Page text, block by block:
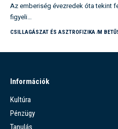
Az emberiség évezredek óta tekint
figyeli…
CSILLAGÁSZAT ÉS ASZTROFIZIKA M
Információk
Kultúra
Pénzügy
Tanulás